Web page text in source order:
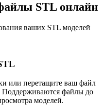
STL онлайн
ваших STL моделей
или перетащите ваш файл
файлы до
моделей.